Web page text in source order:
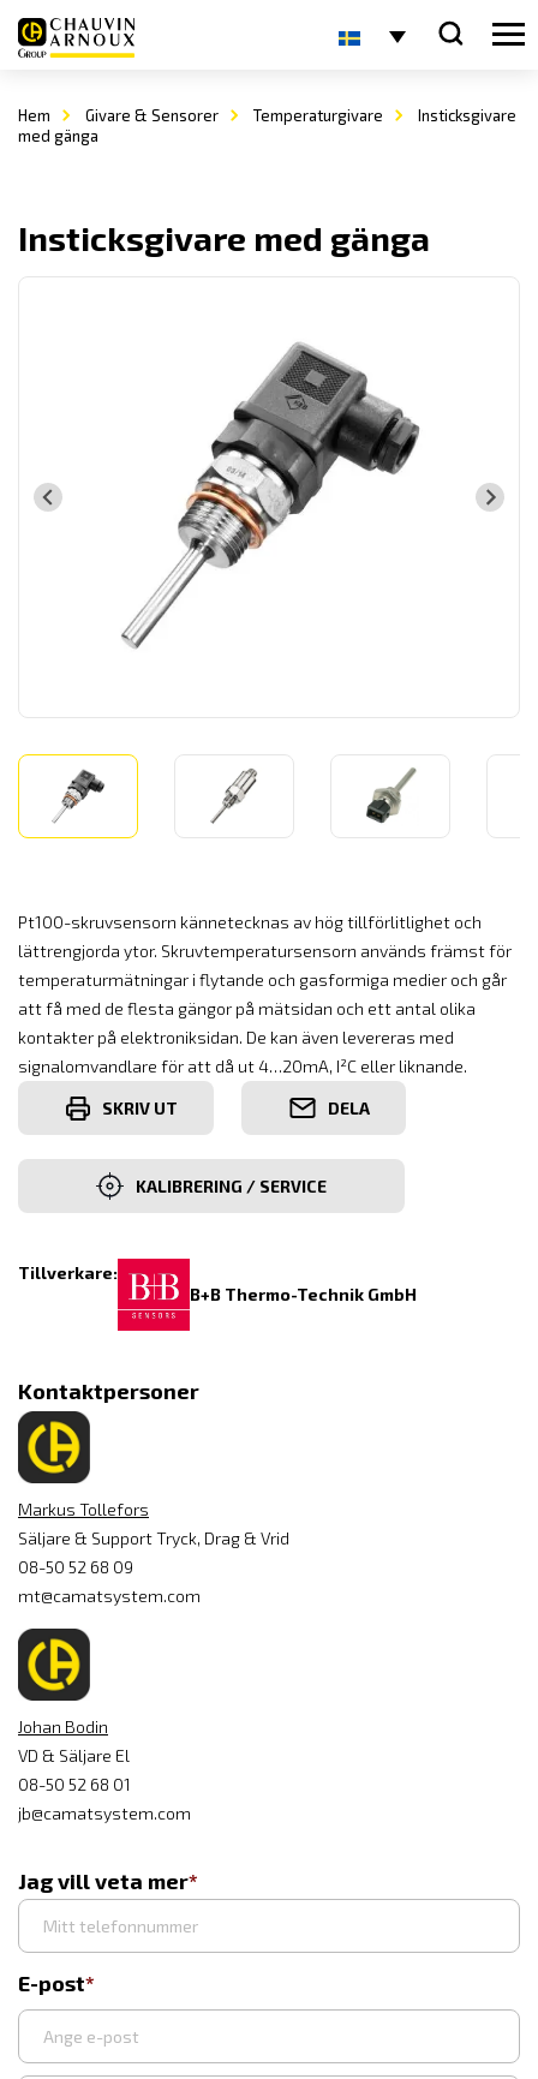
Hem Givare & Sensorer Temperaturgivare
Insticksgivare
med gänga
Insticksgivare med gänga
Pt100-skruvsensorn kännetecknas av hög tillförlitlighet och
lättrengjorda ytor. Skruvtemperatursensorn används främst för
temperaturmätningar i flytande och gasformiga medier och går
att få med de flesta gängor på mätsidan och ett antal olika
kontakter på elektroniksidan. De kan även levereras med
signalomvandlare för att då ut 4…20mA, I²C eller liknande.
SKRIV UT DELA
KALIBRERING / SERVICE
Tillverkare:
B+B Thermo-Technik GmbH
Kontaktpersoner
Markus Tollefors
Säljare & Support Tryck, Drag & Vrid
08-50 52 68 09
mt@camatsystem.com
Johan Bodin
VD & Säljare El
08-50 52 68 01
jb@camatsystem.com
Jag vill veta mer
E-post